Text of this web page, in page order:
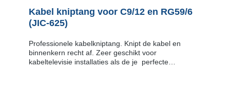
Kabel kniptang voor C9/12 en RG59/6
(JIC-625)
Professionele kabelkniptang. Knipt de kabel en
binnenkern recht af. Zeer geschikt voor
kabeltelevisie installaties als de je perfecte